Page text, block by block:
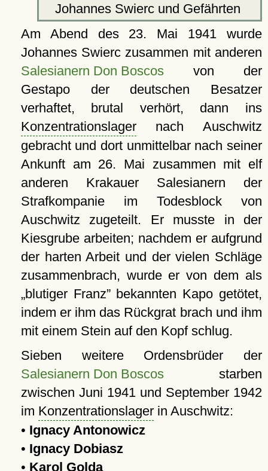
Johannes Swierc und Gefährten
Am Abend des 23. Mai 1941 wurde
Johannes Swierc zusammen mit anderen
Salesianern Don Boscosvon der
Gestapo der deutschen Besatzer
verhaftet, brutal verhört, dann ins
Konzentrationslagernach Auschwitz
gebracht und dort unmittelbar nach seiner
Ankunft am 26. Mai zusammen mit elf
anderen Krakauer Salesianern der
Strafkompanie im Todesblock von
Auschwitz zugeteilt. Er musste in der
Kiesgrube arbeiten; nachdem er aufgrund
der harten Arbeit und der vielen Schläge
zusammenbrach, wurde er von dem als
blutiger Franz bekannten Kapo getötet,
indem er ihm das Rückgrat brach und ihm
mit einem Stein auf den Kopf schlug.
Sieben weitere Ordensbrüder der
Salesianern Don Boscosstarben
zwischen Juni 1941 und September 1942
im Konzentrationslagerin Auschwitz:
• Ignacy Antonowicz
• Ignacy Dobiasz
• Karol Golda